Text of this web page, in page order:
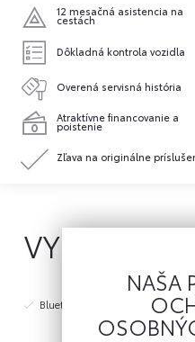
12 mesačná asistencia na
cestách
Dôkladná kontrola vozidla
Overená servisná história
Atraktívne financovanie a
poistenie
Zľava na originálne
VYBAVENIE
Bluetooth
NAŠA